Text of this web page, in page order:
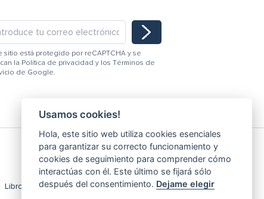
sitio está protegido por reCAPTCHA y se
la Política de privacidad y losTérminos de
de Google.
Libro de Reclamaciones Editar Cookies
Usamos cookies!
Hola, este sitio web utiliza cookies esenciales
para garantizar su correcto funcionamiento y
cookies de seguimiento para comprender cómo
interactúas con él. Este último se fijará sólo
después del consentimiento. Dejame elegir